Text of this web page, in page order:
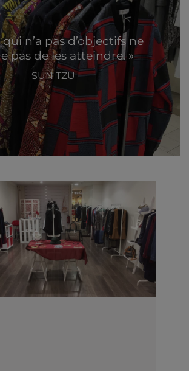
qui n’a pas d’objectifs ne
pas de les atteindre. »
SUN TZU